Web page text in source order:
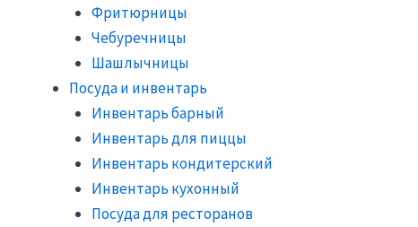
Фритюрницы
Чебуречницы
Шашлычницы
Посуда и инвентарь
Инвентарь барный
Инвентарь для пиццы
Инвентарь кондитерский
Инвентарь кухонный
Посуда для ресторанов